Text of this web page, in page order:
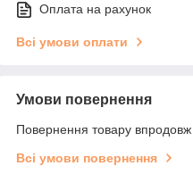
Оплата на рахунок
Всі умови оплати
Умови повернення
Повернення товару впродовж
Всі умови повернення